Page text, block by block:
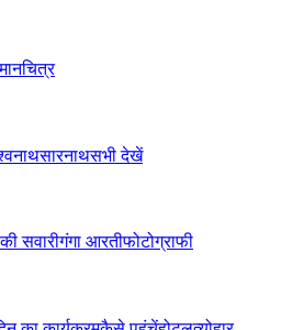
मानचित्र
सारनाथसभी देखें
सवारीगंगा आरतीफोटोग्राफी